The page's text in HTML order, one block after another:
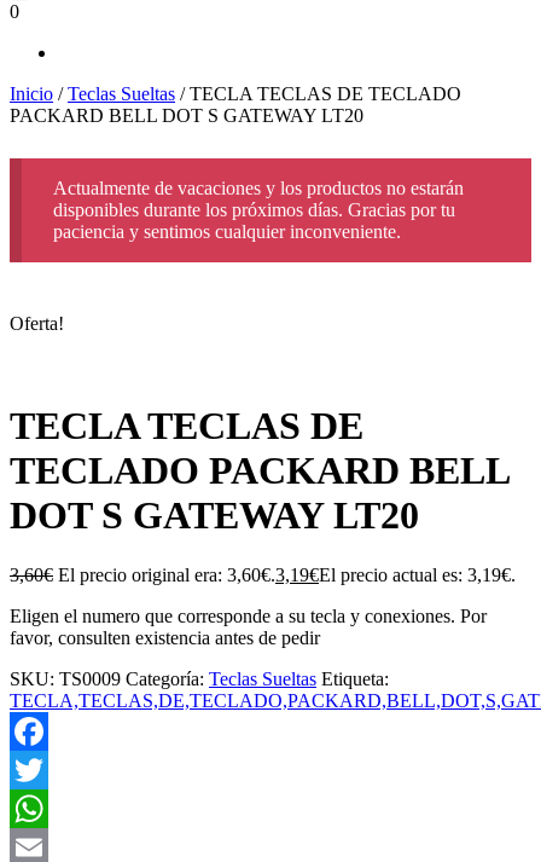
0
Inicio /Teclas Sueltas / TECLA TECLAS DE TECLADO
PACKARD BELL DOT S GATEWAY LT20
Actualmente de vacaciones y los productos no estarán
disponibles durante los próximos días. Gracias por tu
paciencia y sentimos cualquier inconveniente.
Oferta!
TECLA TECLAS DE
TECLADO PACKARD BELL
DOT S GATEWAY LT20
3,60€ El precio original era: 3,60€.3,19€El precio actual es: 3,19€.
Eligen el numero que corresponde a su tecla y conexiones. Por
favor, consulten existencia antes de pedir
SKU: TS0009 Categoría: Teclas Sueltas Etiqueta:
Facebook
Twitter
WhatsApp